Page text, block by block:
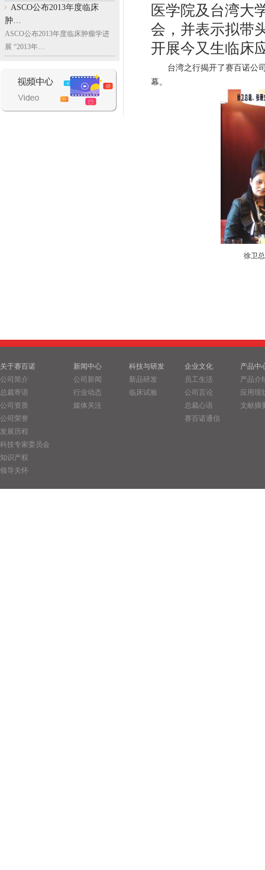
ASCO公布2013年度临床
肿…
ASCO公布2013年度临床肿瘤学进
展 “2013年…
医学院及台湾大
会，并表示拟带
开展今又生临
台湾之行揭开了赛百诺公司
幕。
徐卫
关于赛百诺
公司简介
总裁寄语
公司资质
公司荣誉
发展历程
科技专家委员会
知识产权
领导关怀
新闻中心
公司新闻
行业动态
媒体关注
科技与研发
新品研发
临床试验
企业文化
员工生活
公司言论
总裁心语
赛百诺通信
产品中
产品介
应用现
文献摘